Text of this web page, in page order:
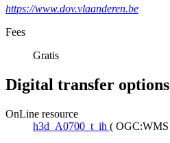
https://www.dov.vlaanderen.be
Fees
Gratis
Digital transfer options
OnLine resource
h3d_A0700_t_ih ( OGC:WMS